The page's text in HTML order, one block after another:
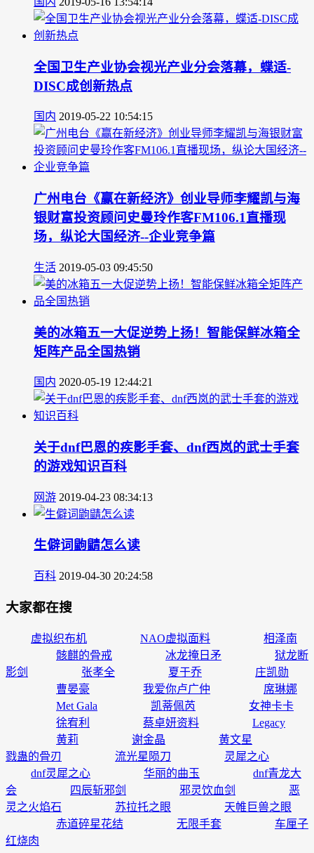
全国卫生产业协会视光产业分会落幕，蝶适-
DISC成创新热点
国内 2019-05-22 10:54:15
广州电台《赢在新经济》创业导师李耀凯与海
银财富投资顾问史曼玲作客FM106.1直播现
场，纵论大国经济--企业竞争篇
生活 2019-05-03 09:45:50
美的冰箱五一大促逆势上扬！智能保鲜冰箱全
矩阵产品全国热销
国内 2020-05-19 12:44:21
关于dnf巴恩的疾影手套、dnf西岚的武士手套
的游戏知识百科
网游 2019-04-23 08:34:13
生僻词鼩鼱怎么读
百科 2019-04-30 20:24:58
大家都在搜
虚拟织布机 NAO虚拟面料
相泽南
骸麒的骨戒
冰龙掩日矛
狱龙断
影剑
张孝全 夏于乔
庄凯勋
曹晏豪
我爱你卢广仲
席琳娜
Met Gala
凯蒂佩芮
女神卡卡
徐宥利
蔡卓妍资料
Legacy
黄莉
谢金晶
黄文星
戮蛊的骨刃
流光星陨刀
灵犀之心
dnf灵犀之心
华丽的曲玉
dnf青龙大
会
四辰斩邪剑 邪灵饮血剑
恶
灵之火焰石
苏拉托之眼
天帷巨兽之眼
赤道碎星花结
无限手套
车厘子
红烧肉